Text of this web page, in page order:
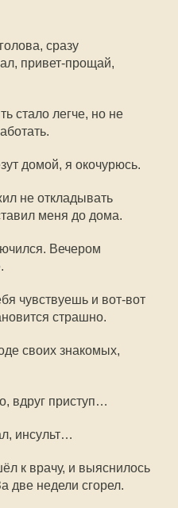
сразу
привет-прощай,
стало легче, но не
домой, я окочурюсь.
не откладывать
меня до дома.
Вечером
чувствуешь и вот-вот
страшно.
своих знакомых,
вдруг приступ…
инсульт…
к врачу, и выяснилось
две недели сгорел.